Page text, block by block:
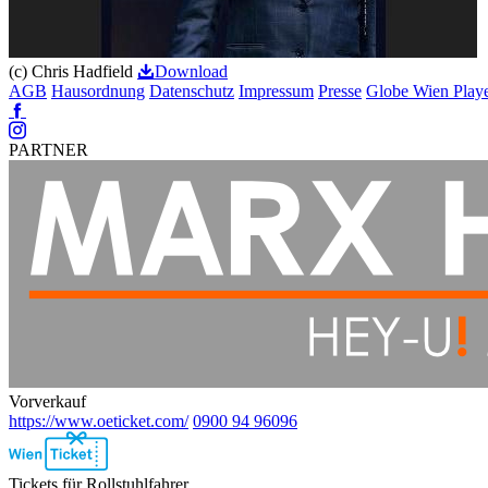
(c) Chris Hadfield
Download
AGB Hausordnung Datenschutz Impressum Presse Globe Wien
Facebook
Instagram
PARTNER
Vorverkauf
https://www.oeticket.com/ 0900 94 96096
Ebene
2
Tickets für Rollstuhlfahrer